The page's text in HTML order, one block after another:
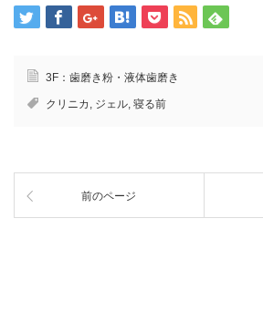
3F：歯磨き粉・液体歯磨き
クリニカ ジェル 寝る前
前のページ